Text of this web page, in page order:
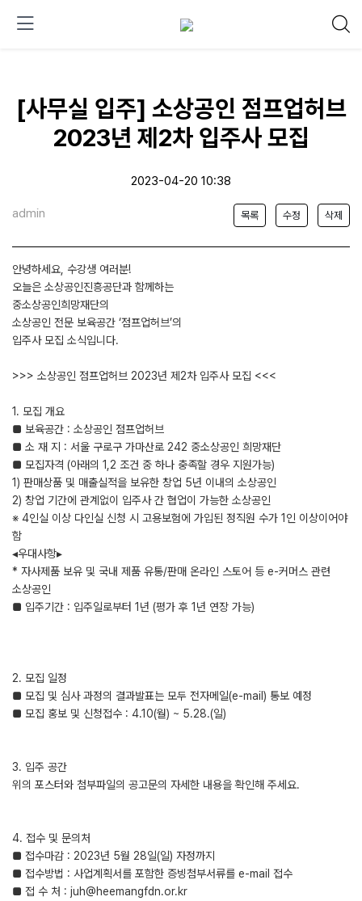
[사무실 입주] 소상공인 점프업허브
2023년 제2차 입주사 모집
2023-04-20 10:38
admin 목록 수정 삭제
안녕하세요, 수강생 여러분!
오늘은 소상공인진흥공단과 함께하는
중소상공인희망재단의
소상공인 전문 보육공간 ‘점프업허브’의
입주사 모집 소식입니다.
>>> 소상공인 점프업허브 2023년 제2차 입주사 모집 <<<
1. 모집 개요
■ 보육공간 : 소상공인 점프업허브
■ 소 재 지 : 서울 구로구 가마산로 242 중소상공인 희망재단
■ 모집자격 (아래의 1,2 조건 중 하나 충족할 경우 지원가능)
1) 판매상품 및 매출실적을 보유한 창업 5년 이내의 소상공인
2) 창업 기간에 관계없이 입주사 간 협업이 가능한 소상공인
※ 4인실 이상 다인실 신청 시 고용보험에 가입된 정직원 수가 1인 이상이어야
함
◂우대사항▸
* 자사제품 보유 및 국내 제품 유통/판매 온라인 스토어 등 e-커머스 관련
소상공인
■ 입주기간 : 입주일로부터 1년 (평가 후 1년 연장 가능)
2. 모집 일정
■ 모집 및 심사 과정의 결과발표는 모두 전자메일(e-mail) 통보 예정
■ 모집 홍보 및 신청접수 : 4.10(월) ~ 5.28.(일)
3. 입주 공간
위의 포스터와 첨부파일의 공고문의 자세한 내용을 확인해 주세요.
4. 접수 및 문의처
■ 접수마감 : 2023년 5월 28일(일) 자정까지
■ 접수방법 : 사업계획서를 포함한 증빙첨부서류를 e-mail 접수
■ 접 수 처 : juh@heemangfdn.or.kr